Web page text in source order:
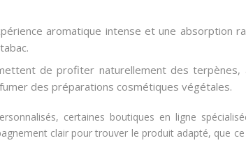
aromatique intense et une absorption
de profiter naturellement des terpènes,
des préparations cosmétiques végétales.
certaines boutiques en ligne
clair pour trouver le produit adapté, que